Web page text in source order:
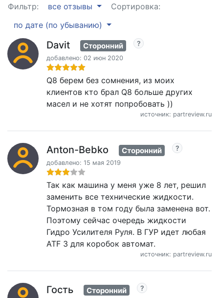
Фильтр: все отзывы
Сортировка:
по дате (по убыванию)
Davit Сторонний
добавлено: 02 июн 2020
Q8 берем без сомнения, из моих
клиентов кто брал Q8 больше других
масел и не хотят попробовать ))
источник: partreview.ru
Anton-Bebko Сторонний
добавлено: 15 мая 2019
Так как машина у меня уже 8 лет, решил
заменить все технические жидкости.
Тормозная в том году была заменена вот.
Поэтому сейчас очередь жидкости
Гидро Усилителя Руля. В ГУР идет любая
ATF 3 для коробок автомат.
источник: partreview.ru
Гость Сторонний